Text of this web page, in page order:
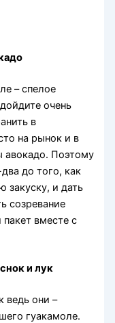
– спелое
очень
в
на рынок и в
авокадо. Поэтому
до того, как
закуску, и дать
созревание
вместе с
и лук
ведь они –
гуакамоле.